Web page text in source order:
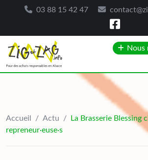
03 88 15 42 47
content
Nous
Accueil / Actu /
La Brasserie Blessing
repreneur·euse·s